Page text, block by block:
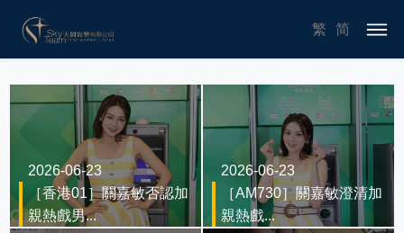
繁 简
2026-06-23
［香港01］關嘉敏否認加
親熱戲男...
2026-06-23
［AM730］關嘉敏澄清加
親熱戲...